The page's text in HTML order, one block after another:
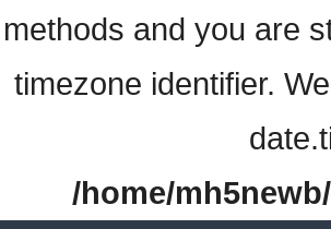
methods and you are
timezone identifier.
/home/